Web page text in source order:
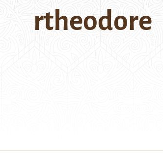
rtheodore